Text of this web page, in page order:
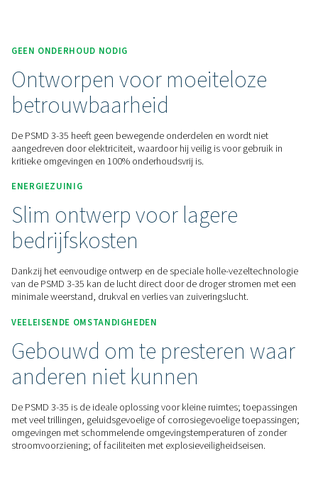
Home Persluchtbehandeling
Persluchtdrogers
Membraandrogers
PSMD 3-35
GEEN ONDERHOUD NODIG
Ontworpen voor
betrouwbaarheid
aangedreven door elektriciteit, waardoor hij veilig is voor
kritieke omgevingen en 100% onderhoudsvrij is.
Slim ontwerp voor lagere